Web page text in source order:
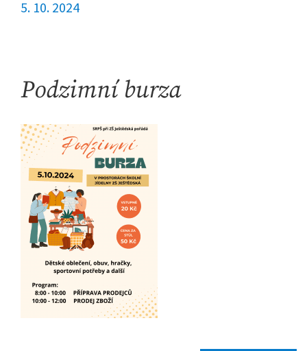
5. 10. 2024
Podzimní burza